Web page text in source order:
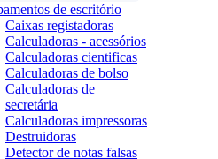
de escritório
Caixas registadoras
Calculadoras - acessórios
Calculadoras cientificas
Calculadoras de bolso
Calculadoras de
secretária
Calculadoras impressoras
Destruidoras
Detector de notas falsas